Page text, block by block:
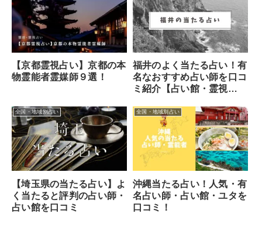
【京都霊視占い】京都の本
物霊能者霊媒師９選！
福井のよく当たる占い！有
名なおすすめ占い師を口コ
ミ紹介【占い館・霊視
全国・地域別占い
【埼玉県の当たる占い】よ
く当たると評判の占い師・
占い館を口コミ
全国・地域別占い
沖縄当たる占い！人気・有
名占い師・占い館・ユタを
口コミ！